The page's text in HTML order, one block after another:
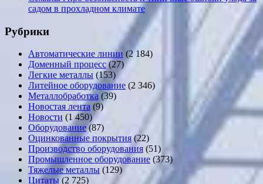
садом в прохладном климате
Рубрики
Автоматические линии (2 184)
Доменный процесс(27)
Легкие металлы (153)
Литейное оборудование (2 346)
Металлобработка (39)
Новостая лента (9)
Новости (1 450)
Оборудование(87)
Оцинкованные покрытия (22)
Производство оборудования (51)
Промышленное оборудование (373)
Тяжелые металлы (129)
Цитаты(2 725)